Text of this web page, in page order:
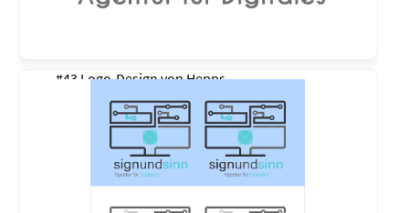
#43 Logo-Design vonHepps